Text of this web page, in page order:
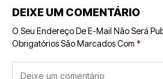
DEIXE UM COMENTÁRIO
O Seu Endereço De E-Mail Não Será
Obrigatórios São Marcados Com *